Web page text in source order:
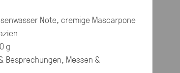
Note, cremige Mascarpone
g
Besprechungen, Messen &